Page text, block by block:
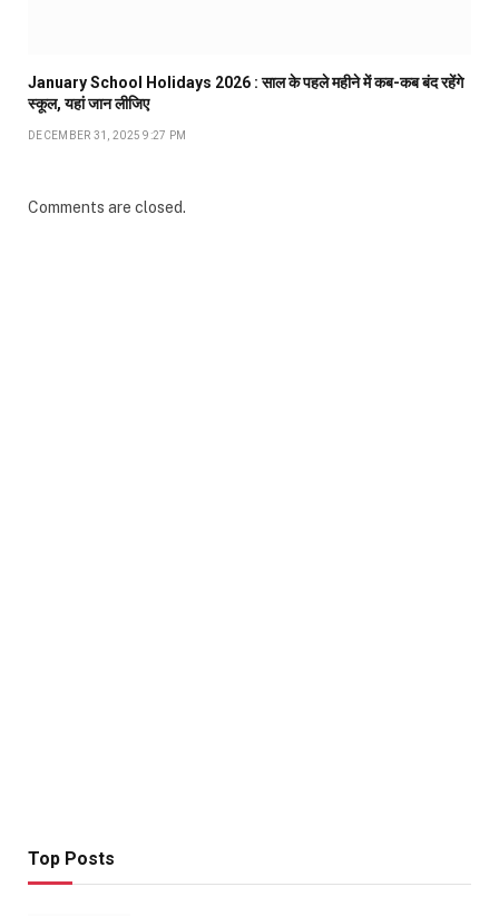
January School Holidays 2026 : साल के पहले महीने में कब-कब बंद रहेंगे
स्कूल, यहां जान लीजिए
DECEMBER 31, 2025 9:27 PM
Comments are closed.
Top Posts